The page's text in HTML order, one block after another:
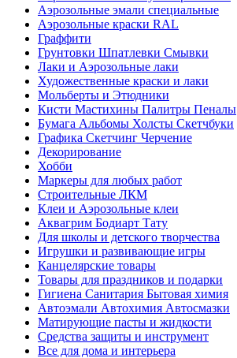
Аэрозольные эмали специальные
Аэрозольные краски RAL
Граффити
Грунтовки Шпатлевки Смывки
Лаки и Аэрозольные лаки
Художественные краски и лаки
Мольберты и Этюдники
Кисти Мастихины Палитры Пеналы
Бумага Альбомы Холсты Скетчбуки
Графика Скетчинг Черчение
Декорирование
Хобби
Маркеры для любых работ
Строительные ЛКМ
Клеи и Аэрозольные клеи
Аквагрим Бодиарт Тату
Для школы и детского творчества
Игрушки и развивающие игры
Канцелярские товары
Товары для праздников и подарки
Гигиена Санитария Бытовая химия
Автоэмали Автохимия Автосмазки
Матирующие пасты и жидкости
Средства защиты и инструмент
Все для дома и интерьера